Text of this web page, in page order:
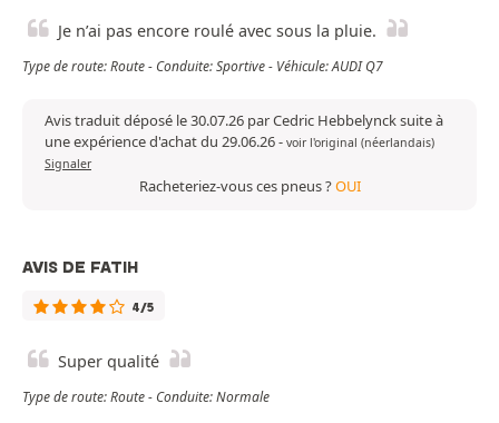
Je n’ai pas encore roulé avec sous la pluie.
Type de route: Route - Conduite: Sportive - Véhicule: AUDI Q7
Avis traduit déposé le 30.07.26 par Cedric Hebbelynck suite à
une expérience d'achat du 29.06.26- voir l'original (néerlandais)
Signaler
Racheteriez-vous ces pneus ?OUI
AVIS DE FATIH
4/5
Super qualité
Type de route: Route - Conduite: Normale